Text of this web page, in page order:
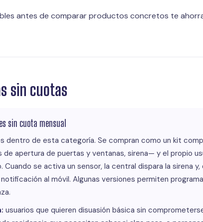
antes de comparar productos concretos te
sin cuotas
sin cuota mensual
dentro de esta categoría. Se compran como un kit
de apertura de puertas y ventanas, sirena— y el propio
se activa un sensor, la central dispara la sirena
al móvil. Algunas versiones permiten
usuarios que quieren disuasión básica sin